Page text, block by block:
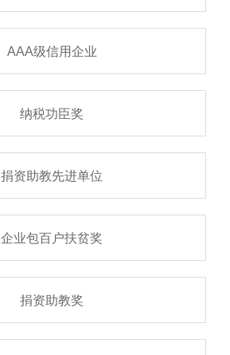
AAA级信用企业
纳税功臣奖
捐资助教先进单位
企业包百户扶贫奖
捐资助教奖